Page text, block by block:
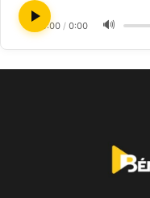
0:00 / 0:00 🔊